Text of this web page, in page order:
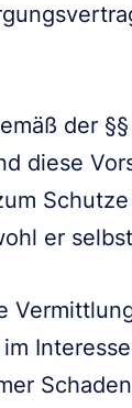
der
diese
er